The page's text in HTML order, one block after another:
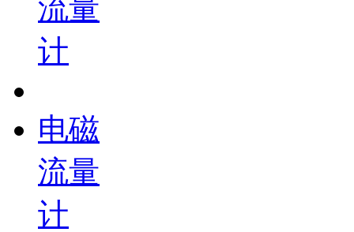
流量
计
电磁
流量
计